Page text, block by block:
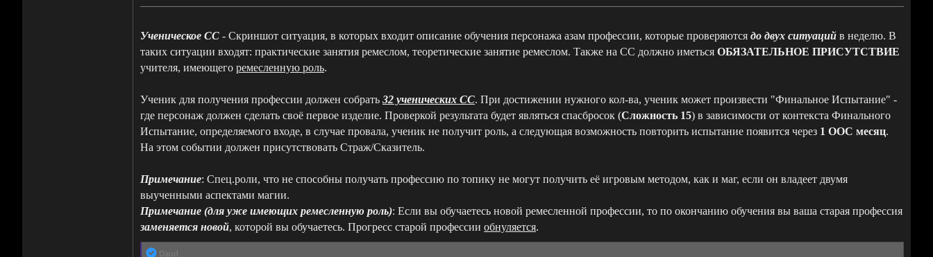
Ученическое СС - Скриншот ситуация, в которых входит описание обучения персонажа азам профессии, которые проверяются до двух ситуаций в неделю. В
таких ситуации входят: практические занятия ремеслом, теоретические занятие ремеслом. Также на СС должно иметься ОБЯЗАТЕЛЬНОЕ ПРИСУТСТВИЕ
учителя, имеющего ремесленную роль.
Ученик для получения профессии должен собрать 32 ученических СС. При достижении нужного кол-ва, ученик может произвести "Финальное Испытание" -
где персонаж должен сделать своё первое изделие. Проверкой результата будет являться спасбросок (Сложность 15) в зависимости от контекста Финального
Испытание, определяемого входе, в случае провала, ученик не получит роль, а следующая возможность повторить испытание появится через 1 OOC месяц.
На этом событии должен присутствовать Страж/Сказитель.
Примечание: Спец.роли, что не способны получать профессию по топику не могут получить её игровым методом, как и маг, если он владеет двумя
выученными аспектами магии.
Примечание (для уже имеющих ремесленную роль): Если вы обучаетесь новой ремесленной профессии, то по окончанию обучения вы ваша старая профессия
заменяется новой, которой вы обучаетесь. Прогресс старой профессии обнуляется.
Р
Daud